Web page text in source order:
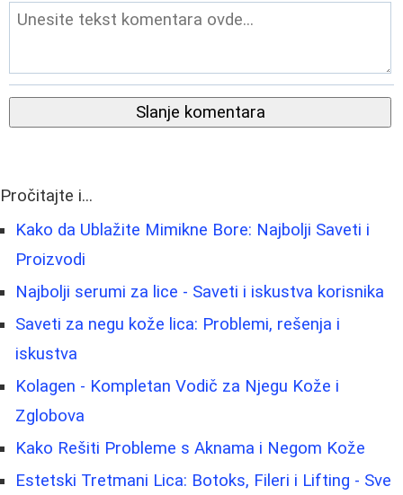
Slanje komentara
Pročitajte i...
Kako da Ublažite Mimikne Bore: Najbolji Saveti i
Proizvodi
Najbolji serumi za lice - Saveti i iskustva korisnika
Saveti za negu kože lica: Problemi, rešenja i
iskustva
Kolagen - Kompletan Vodič za Njegu Kože i
Zglobova
Kako Rešiti Probleme s Aknama i Negom Kože
Estetski Tretmani Lica: Botoks, Fileri i Lifting - Sve